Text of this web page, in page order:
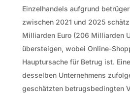
Einzelhandels aufgrund
zwischen 2021 und 2025
Milliarden Euro (206 Milliarden
übersteigen, wobei Online-
Hauptursache für Betrug ist.
desselben Unternehmens
geschätzten betrugsbedingten